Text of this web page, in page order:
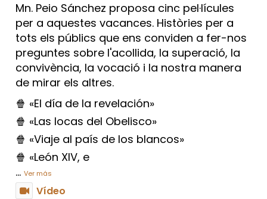
Mn. Peio Sánchez proposa cinc pel·lícules
per a aquestes vacances. Històries per a
tots els públics que ens conviden a fer-nos
preguntes sobre l'acollida, la superació, la
convivència, la vocació i la nostra manera
de mirar els altres.
🍿 «El día de la revelación»
🍿 «Las locas del Obelisco»
🍿 «Viaje al país de los blancos»
🍿 «León XIV, e
... Ver más
Vídeo